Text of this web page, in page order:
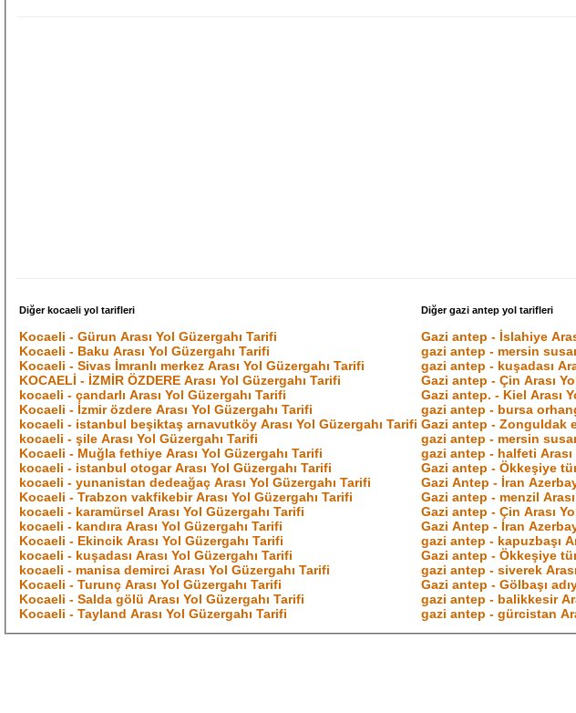
Diğer kocaeli yol tarifleri
Kocaeli - Gürun Arası Yol Güzergahı Tarifi
Kocaeli - Baku Arası Yol Güzergahı Tarifi
Kocaeli - Sivas İmranlı merkez Arası Yol Güzergahı Tarifi
KOCAELİ - İZMİR ÖZDERE Arası Yol Güzergahı Tarifi
kocaeli - çandarlı Arası Yol Güzergahı Tarifi
Kocaeli - İzmir özdere Arası Yol Güzergahı Tarifi
kocaeli - istanbul beşiktaş arnavutköy Arası Yol Güzergahı Tarifi
kocaeli - şile Arası Yol Güzergahı Tarifi
Kocaeli - Muğla fethiye Arası Yol Güzergahı Tarifi
kocaeli - istanbul otogar Arası Yol Güzergahı Tarifi
kocaeli - yunanistan dedeağaç Arası Yol Güzergahı Tarifi
Kocaeli - Trabzon vakfikebir Arası Yol Güzergahı Tarifi
kocaeli - karamürsel Arası Yol Güzergahı Tarifi
kocaeli - kandıra Arası Yol Güzergahı Tarifi
Kocaeli - Ekincik Arası Yol Güzergahı Tarifi
kocaeli - kuşadası Arası Yol Güzergahı Tarifi
kocaeli - manisa demirci Arası Yol Güzergahı Tarifi
Kocaeli - Turunç Arası Yol Güzergahı Tarifi
Kocaeli - Salda gölü Arası Yol Güzergahı Tarifi
Kocaeli - Tayland Arası Yol Güzergahı Tarifi
Diğer gazi antep yol tarifleri
Gazi antep - İslahiye
gazi antep - mersin
gazi antep - kuşadası
Gazi antep - Çin Arası
Gazi antep. - Kiel Arası
gazi antep - bursa
Gazi antep - Zonguldak
gazi antep - mersin
gazi antep - halfeti Arası
Gazi antep - Ökkeşiye
Gazi Antep - İran
Gazi antep - menzil
Gazi antep - Çin Arası
Gazi Antep - İran
gazi antep - kapuzbaşı
Gazi antep - Ökkeşiye
gazi antep - siverek
Gazi antep - Gölbaşı
gazi antep - balikkesir
gazi antep - gürcistan